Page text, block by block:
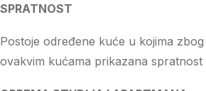
SPRATNOST
Postoje određene kuće u kojima
ovakvim kućama prikazana